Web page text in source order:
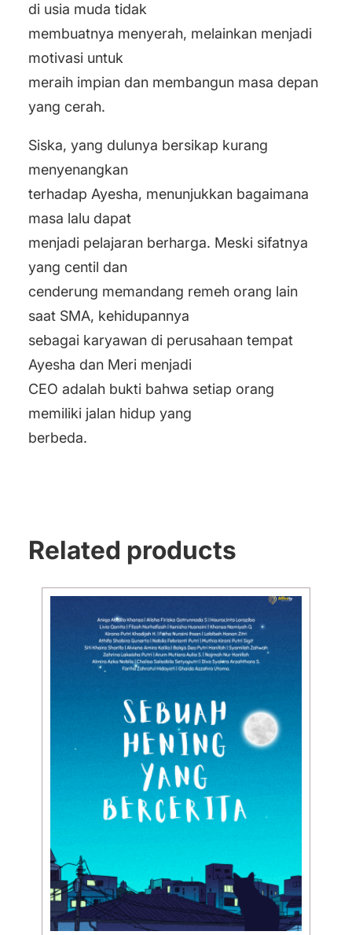
di usia muda tidak
membuatnya menyerah, melainkan menjadi
motivasi untuk
meraih impian dan membangun masa depan
yang cerah.
Siska, yang dulunya bersikap kurang
menyenangkan
terhadap Ayesha, menunjukkan bagaimana
masa lalu dapat
menjadi pelajaran berharga. Meski sifatnya
yang centil dan
cenderung memandang remeh orang lain
saat SMA, kehidupannya
sebagai karyawan di perusahaan tempat
Ayesha dan Meri menjadi
CEO adalah bukti bahwa setiap orang
memiliki jalan hidup yang
berbeda.
Related products